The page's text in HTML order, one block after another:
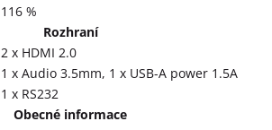
116 %
Rozhraní
2 x HDMI 2.0
1 x Audio 3.5mm, 1 x USB-A power 1.5A
1 x RS232
Obecné informace